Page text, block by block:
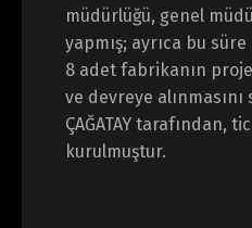
müdürlüğü, genel
yapmış; ayrıca bu
8 adet fabrikanın
ve devreye alınmasını
ÇAĞATAY tarafından,
kurulmuştur.